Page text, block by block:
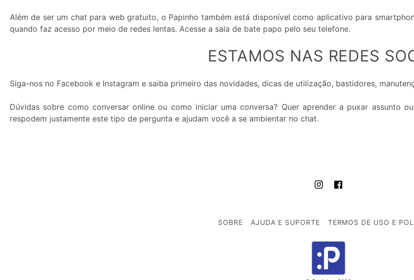
Além de ser um chat para web gratuito, o Papinho também está disponível como aplicativo para
quando faz acesso por meio de redes lentas. Acesse a sala de bate papo pelo seu telefone.
ESTAMOS NAS REDES
Siga-nos no Facebook e Instagram e saiba primeiro das novidades, dicas de utilização, bastidores,
Dúvidas sobre como conversar online ou como iniciar uma conversa? Quer aprender a puxar assunto
respodem justamente este tipo de pergunta e ajudam você a se ambientar no chat.
SOBRE AJUDA E SUPORTE TERMOS DE USO E